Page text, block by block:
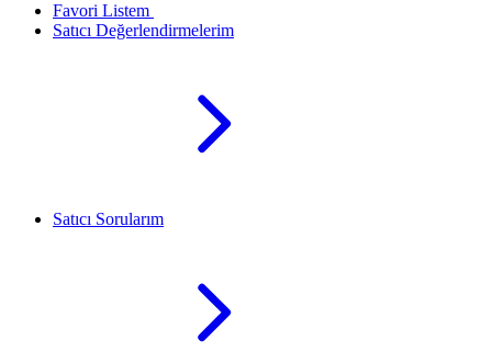
Favori Listem
Satıcı Değerlendirmelerim
Satıcı Sorularım